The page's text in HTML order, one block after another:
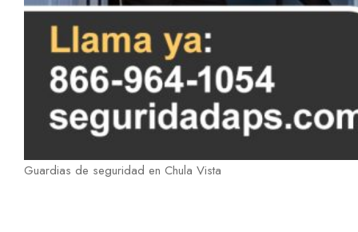
Guardias de seguridad en Chula Vista